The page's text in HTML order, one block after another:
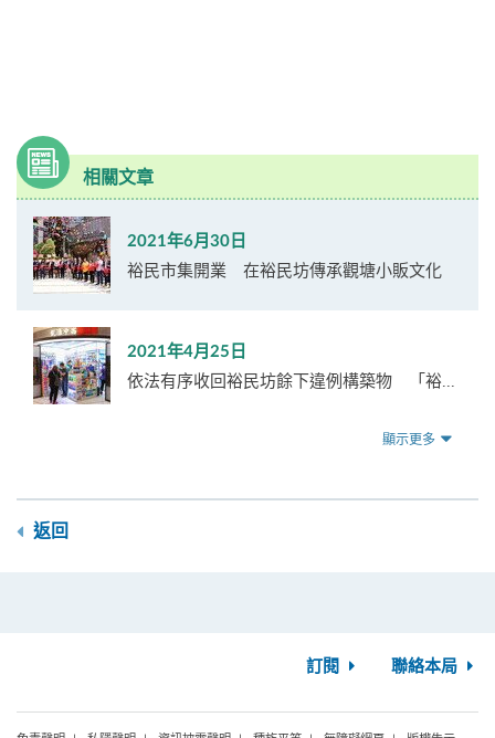
相關文章
2021年6月30日
裕民市集開業 在裕民坊傳承觀塘小販文化
2021年4月25日
依法有序收回裕民坊餘下違例構築物 「裕...
顯示更多
返回
訂閱 聯絡本局